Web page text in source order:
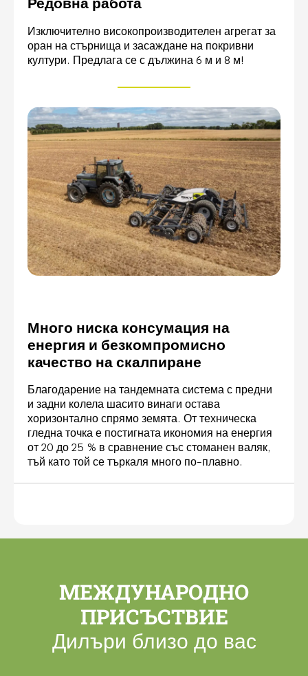
Изключително високопроизводителен агрегат за
оран на стърнища и засаждане на покривни
култури. Предлага се с дължина 6 м и 8 м!
Много ниска консумация на
енергия и безкомпромисно
качество на скалпиране
Благодарение на тандемната система с предни
и задни колела шасито винаги остава
хоризонтално спрямо земята. От техническа
гледна точка е постигната икономия на енергия
от 20 до 25 % в сравнение със стоманен валяк,
тъй като той се търкаля много по-плавно.
МЕЖДУНАРОДНО
ПРИСЪСТВИЕ
Дилъри близо до вас